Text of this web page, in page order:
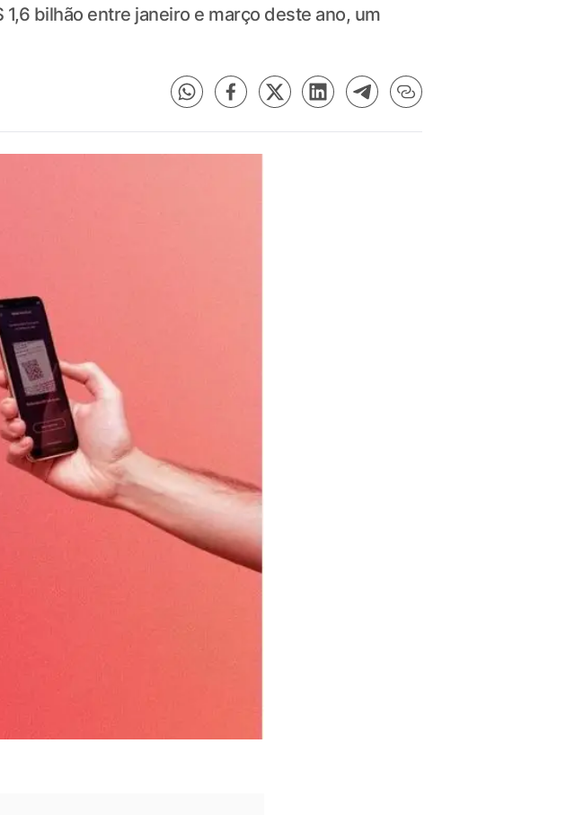
bilhão entre janeiro e março deste ano, um